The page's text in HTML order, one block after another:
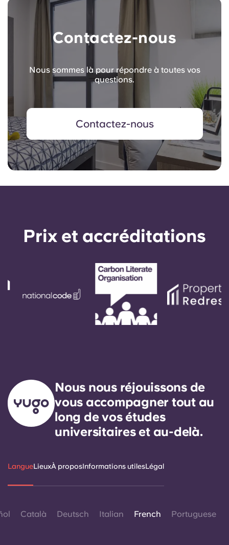
Contactez-nous
Nous sommes là pour répondre à toutes vos
questions.
Contactez-nous
Prix ​​et accréditations
Nous nous réjouissons de
vous accompagner tout au
long de vos études
universitaires et au-delà.
LangueLieuxÀ proposInformations utilesLégal
Català Deutsch Italian French Portuguese